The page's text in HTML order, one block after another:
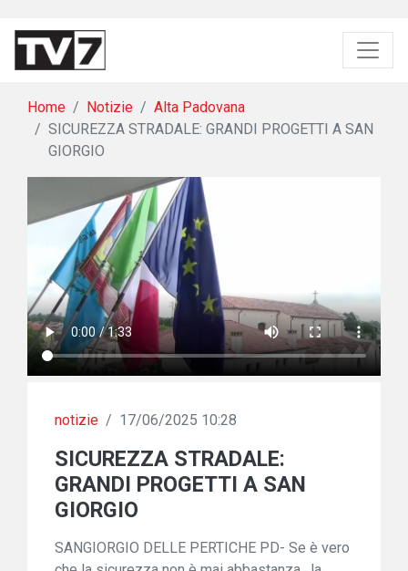
Home Notizie
Alta Padovana
SICUREZZA STRADALE: GRANDI PROGETTI A SAN
GIORGIO
notizie / 17/06/2025 10:28
SICUREZZA STRADALE:
GRANDI PROGETTI A SAN
GIORGIO
SANGIORGIO DELLE PERTICHE PD- Se è vero